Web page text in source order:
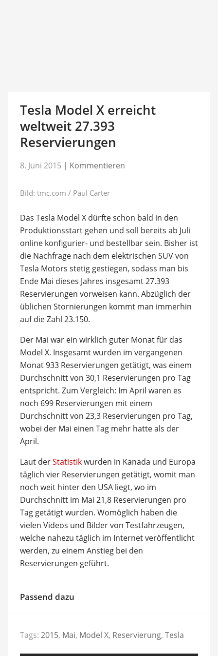
Tesla Model X erreicht
weltweit 27.393
Reservierungen
8. Juni 2015 | Kommentieren
Bild: tmc.com / Paul Carter
Das Tesla Model X dürfte schon bald in den
Produktionsstart gehen und soll bereits ab Juli
online konfigurier- und bestellbar sein. Bisher ist
die Nachfrage nach dem elektrischen SUV von
Tesla Motors stetig gestiegen, sodass man bis
Ende Mai dieses Jahres insgesamt 27.393
Reservierungen vorweisen kann. Abzüglich der
üblichen Stornierungen kommt man immerhin
auf die Zahl 23.150.
Der Mai war ein wirklich guter Monat für das
Model X. Insgesamt wurden im vergangenen
Monat 933 Reservierungen getätigt, was einem
Durchschnitt von 30,1 Reservierungen pro Tag
entspricht. Zum Vergleich: Im April waren es
noch 699 Reservierungen mit einem
Durchschnitt von 23,3 Reservierungen pro Tag,
wobei der Mai einen Tag mehr hatte als der
April.
Laut derStatistikwurden in Kanada und Europa
täglich vier Reservierungen getätigt, womit man
noch weit hinter den USA liegt, wo im
Durchschnitt im Mai 21,8 Reservierungen pro
Tag getätigt wurden. Womöglich haben die
vielen Videos und Bilder von Testfahrzeugen,
welche nahezu täglich im Internet veröffentlicht
werden, zu einem Anstieg bei den
Reservierungen geführt.
Passend dazu
Tags: 2015, Mai, Model X, Reservierung, Tesla